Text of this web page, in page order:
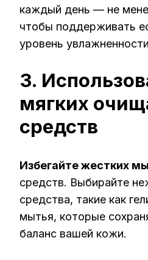
каждый день — не
чтобы поддерживать
уровень
3.
мягких
средств
Избегайте жестких
средств. Выбирайте
средства, такие как
мытья, которые
баланс вашей кожи.